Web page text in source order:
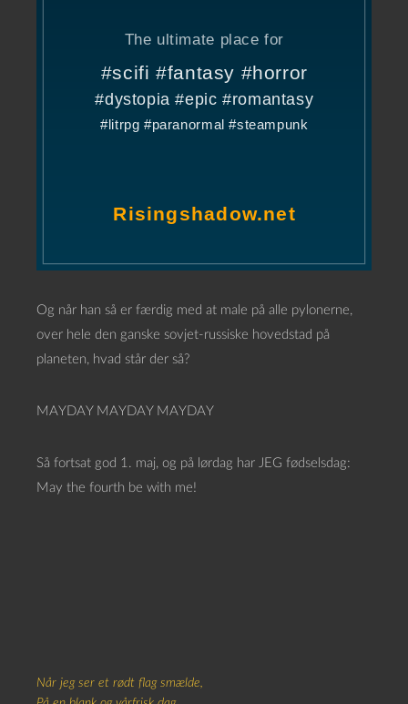
Og når han så er færdig med at male på alle pylonerne,
over hele den ganske sovjet-russiske hovedstad på
planeten, hvad står der så?
MAYDAY MAYDAY MAYDAY
Så fortsat god 1. maj, og på lørdag har JEG fødselsdag:
May the fourth be with me!